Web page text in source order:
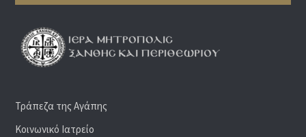
Τράπεζα της Αγάπης
Κοινωνικό Ιατρείο